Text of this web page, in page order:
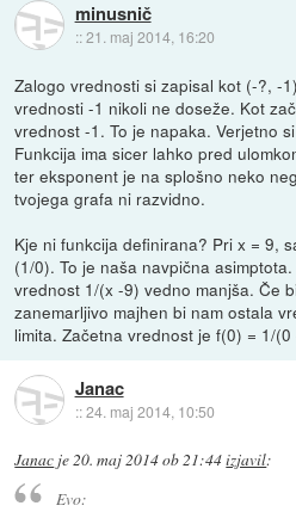
minusnič
::21. maj 2014, 16:20
Zalogo vrednosti si zapisal kot (-?, -
vrednosti -1 nikoli ne doseže. Kot
vrednost -1. To je napaka. Verjetno
Funkcija ima sicer lahko pred
ter eksponent je na splošno neko
tvojega grafa ni razvidno.
Kje ni funkcija definirana? Pri x = 9,
(1/0). To je naša navpična
vrednost 1/(x -9) vedno manjša. Če
zanemarljivo majhen bi nam ostala
limita. Začetna vrednost je f(0) = 1/
Janac
::24. maj 2014, 10:50
Janac je 20. maj 2014 ob 21:44izjavil:
Evo: